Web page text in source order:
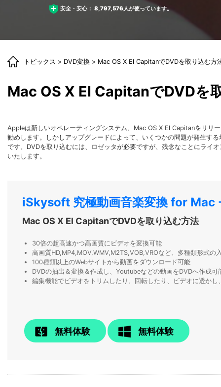
安全・安心： 8,797,576人が使っています。
トピックス > DVD変換 > Mac OS X El CapitanでDVDを取り込む方
Mac OS X El CapitanでDVDを
Appleは新しいオペレーティングシステム、Mac OS X El Capitanをリリ
勧めします。しかしアップグレードによって、いくつかの問題が発生す
です。DVDを取り込むには、ロゼッタが必要ですが、残念なことにライ
いたします。
iSkysoft 究極動画音楽変換 for Mac
Mac OS X El CapitanでDVDを取り込む方法
30倍の超高速かつ高画質にビデオを変換可能
高画質HD,MP4,MOV,WMV,M2TS,VOB,VROなど、多種類形式の
100種類以上のWebサイトから動画をダウンロード可能
DVDの抽出＆変換＆作成し、Youtubeなどの動画をDVDへ作成可
編集機能でビデオをトリムしたり、回転したり、ビデオに透か
無料体験 無料体験